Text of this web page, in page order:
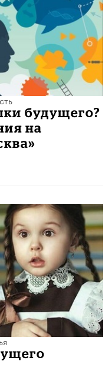
будущего?
на